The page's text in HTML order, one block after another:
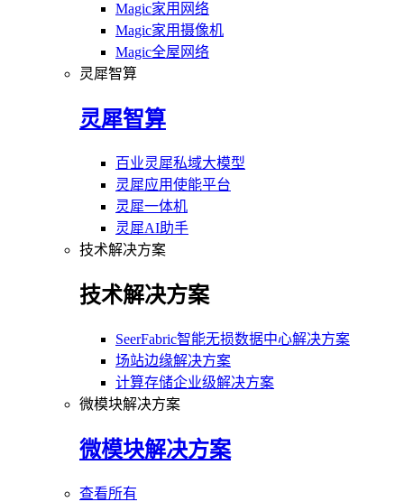
Magic家用网络
Magic家用摄像机
Magic全屋网络
灵犀智算
灵犀智算
百业灵犀私域大模型
灵犀应用使能平台
灵犀一体机
灵犀AI助手
技术解决方案
技术解决方案
SeerFabric智能无损数据中心解决方案
场站边缘解决方案
计算存储企业级解决方案
微模块解决方案
微模块解决方案
查看所有